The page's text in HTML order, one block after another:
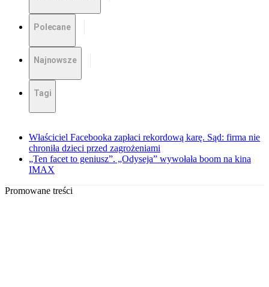
Polecane
Najnowsze
Tagi
Właściciel Facebooka zapłaci rekordową karę. Sąd: firma nie
chroniła dzieci przed zagrożeniami
„Ten facet to geniusz”. „Odyseja” wywołała boom na kina
IMAX
Promowane treści